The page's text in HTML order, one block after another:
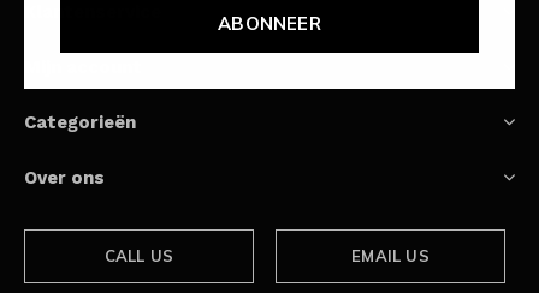
ABONNEER
Categorieën
Over ons
CALL US EMAIL US